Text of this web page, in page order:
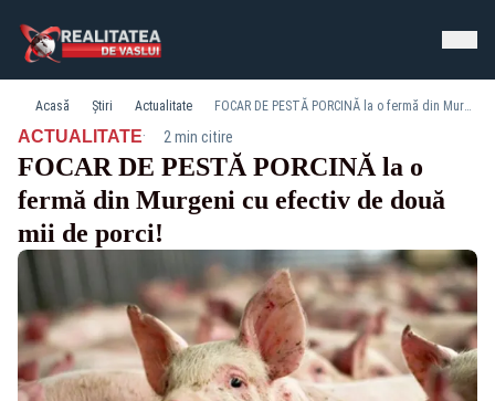
Acasă Știri Actualitate FOCAR DE PESTĂ PORCINĂ la o fermă din Murgeni cu efectiv de două mii de porci!
ACTUALITATE· 2 min citire
FOCAR DE PESTĂ PORCINĂ la o
fermă din Murgeni cu efectiv de două
mii de porci!